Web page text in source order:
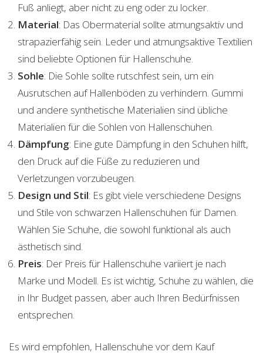
Fuß anliegt, aber nicht zu eng oder zu locker.
Material: Das Obermaterial sollte atmungsaktiv und
strapazierfähig sein. Leder und atmungsaktive Textilien
sind beliebte Optionen für Hallenschuhe.
Sohle: Die Sohle sollte rutschfest sein, um ein
Ausrutschen auf Hallenböden zu verhindern. Gummi
und andere synthetische Materialien sind übliche
Materialien für die Sohlen von Hallenschuhen.
Dämpfung: Eine gute Dämpfung in den Schuhen hilft,
den Druck auf die Füße zu reduzieren und
Verletzungen vorzubeugen.
Design und Stil: Es gibt viele verschiedene Designs
und Stile von schwarzen Hallenschuhen für Damen.
Wählen Sie Schuhe, die sowohl funktional als auch
ästhetisch sind.
Preis: Der Preis für Hallenschuhe variiert je nach
Marke und Modell. Es ist wichtig, Schuhe zu wählen, die
in Ihr Budget passen, aber auch Ihren Bedürfnissen
entsprechen.
Es wird empfohlen, Hallenschuhe vor dem Kauf